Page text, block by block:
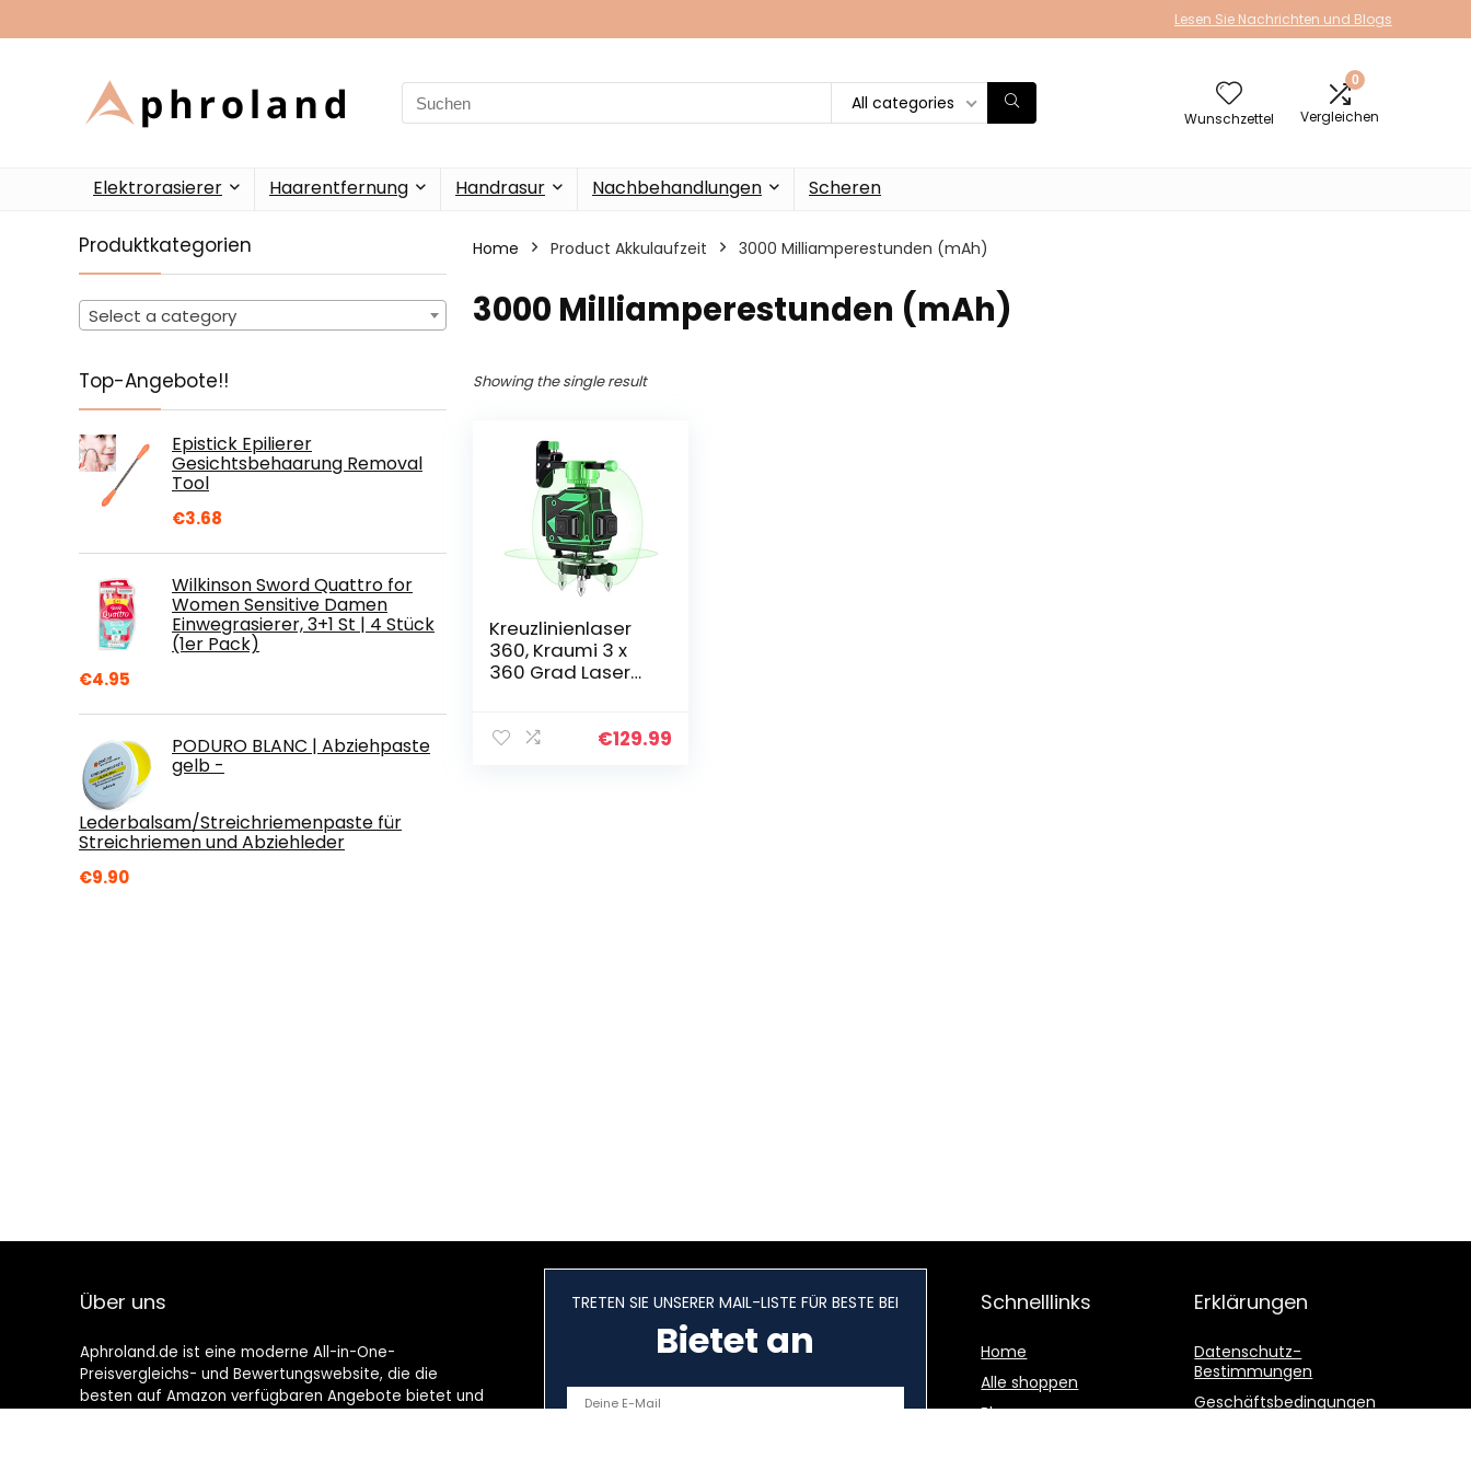
Lesen Sie Nachrichten und Blogs
Search
for:
All categories
Wunschzettel
0
Vergleichen
Elektrorasierer Haarentfernung Handrasur Nachbehandlungen Scheren
Produktkategorien
Select a category
Top-Angebote!!
Epistick Epilierer
Gesichtsbehaarung Removal
Tool
€3.68
Wilkinson Sword Quattro for
Women Sensitive Damen
Einwegrasierer, 3+1 St | 4 Stück
(1er Pack)
€4.95
PODURO BLANC | Abziehpaste
gelb -
Lederbalsam/Streichriemenpaste für
Streichriemen und Abziehleder
€9.90
Home Product Akkulaufzeit ‎3000 Milliamperestunden (mAh)
‎3000 Milliamperestunden (mAh)
Showing the single result
Kreuzlinienlaser
360, Kraumi 3 x
360 Grad Laser
nde, 3D 12 Linien
€129.99
Über uns
Aphroland.de ist eine moderne All-in-One-
Preisvergleichs- und Bewertungswebsite, die die
besten auf Amazon verfügbaren Angebote bietet und
TRETEN SIE UNSERER MAIL-LISTE FÜR BESTE BEI
Bietet an
Schnelllinks
Home
Alle shoppen
Blogs
Erklärungen
Datenschutz-
Bestimmungen
Geschäftsbedingungen